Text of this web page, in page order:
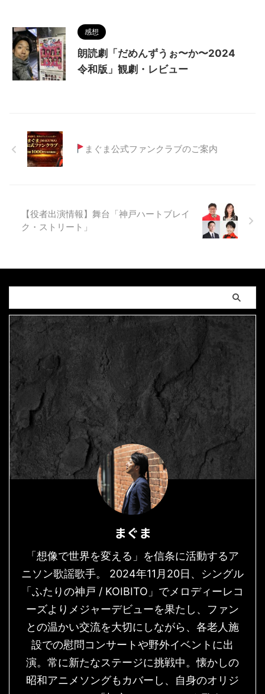
感想
朗読劇「だめんずうぉ〜か〜2024
令和版」観劇・レビュー
まぐま公式ファンクラブのご案内
【役者出演情報】舞台「神戸ハートブレイ
ク・ストリート」
まぐま
「想像で世界を変える」を信条に活動するア
ニソン歌謡歌手。 2024年11月20日、シングル
「ふたりの神戸 / KOIBITO」でメロディーレコ
ーズよりメジャーデビューを果たし、ファン
との温かい交流を大切にしながら、各老人施
設での慰問コンサートや野外イベントに出
演。常に新たなステージに挑戦中。懐かしの
昭和アニメソングもカバーし、自身のオリジ